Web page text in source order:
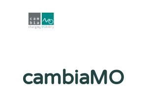
cambiaMO